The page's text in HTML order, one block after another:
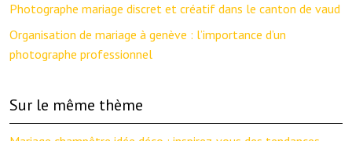
Photographe mariage discret et créatif dans le canton de vaud
Organisation de mariage à genève : l’importance d’un
photographe professionnel
Sur le même thème